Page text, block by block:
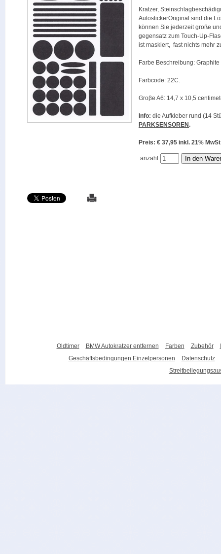
Kratzer,
AutostickerOriginal sind die
können Sie jederzeit große
gegensatz zum Touch-Up-
ist maskiert, fast nichts mehr
Farbe Beschreibung:
Farbcode: 22C.
Groβe A6: 14,7 x 10,5
Info: die Aufkleber rund (14
PARKSENSOREN.
Preis: € 37,95 inkl. 21%
anzahl
Oldtimer BMW Autokratzer entfernen Farben Zubehör
Geschäftsbedingungen Einzelpersonen
Datenschutz